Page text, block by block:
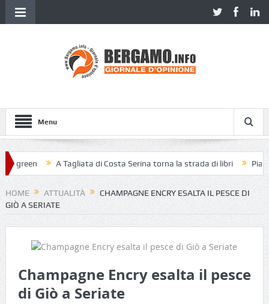
Menu
A Tagliata di Costa Serina torna la strada di libri Piazza
HOME ATTUALITÀ
CHAMPAGNE ENCRY ESALTA IL PESCE DI
GIÒ A SERIATE
Champagne Encry esalta il pesce
di Giò a Seriate